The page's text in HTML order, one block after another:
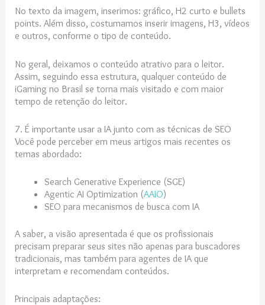
No texto da imagem, inserimos: gráfico, H2 curto e bullets
points. Além disso, costumamos inserir imagens, H3, vídeos
e outros, conforme o tipo de conteúdo.
No geral, deixamos o conteúdo atrativo para o leitor.
Assim, seguindo essa estrutura, qualquer conteúdo de
iGaming no Brasil se torna mais visitado e com maior
tempo de retenção do leitor.
7. É importante usar a IA junto com as técnicas de SEO
Você pode perceber em meus artigos mais recentes os
temas abordado:
Search Generative Experience (SGE)
Agentic AI Optimization (AAIO)
SEO para mecanismos de busca com IA
A saber, a visão apresentada é que os profissionais
precisam preparar seus sites não apenas para buscadores
tradicionais, mas também para agentes de IA que
interpretam e recomendam conteúdos.
Principais adaptações: